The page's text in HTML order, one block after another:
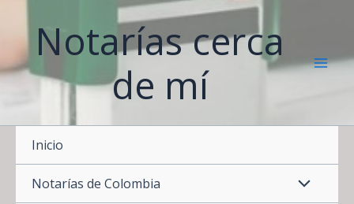
contenidoNotarías cerca
de mí
Inicio
Notarías de Colombia